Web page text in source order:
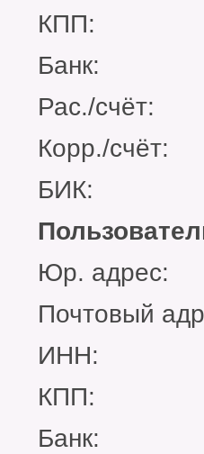
КПП:
Банк:
Рас./счёт:
Корр./счёт:
БИК:
Юр. адрес:
Почтовый
ИНН:
КПП:
Банк: